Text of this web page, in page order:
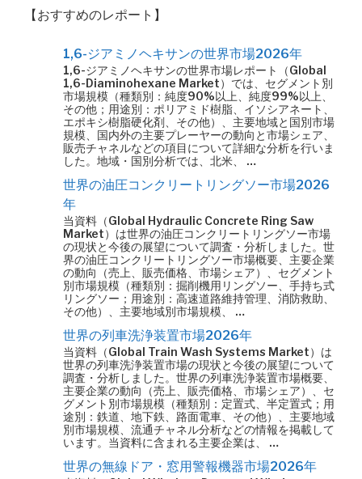
【おすすめのレポート】
1,6-ジアミノヘキサンの世界市場2026年
1,6-ジアミノヘキサンの世界市場レポート（Global
1,6-Diaminohexane Market）では、セグメント別
市場規模（種類別：純度90%以上、純度99%以上、
その他；用途別：ポリアミド樹脂、イソシアネート、
エポキシ樹脂硬化剤、その他）、主要地域と国別市場
規模、国内外の主要プレーヤーの動向と市場シェア、
販売チャネルなどの項目について詳細な分析を行いま
した。地域・国別分析では、北米、 …
世界の油圧コンクリートリングソー市場2026
年
当資料（Global Hydraulic Concrete Ring Saw
Market）は世界の油圧コンクリートリングソー市場
の現状と今後の展望について調査・分析しました。世
界の油圧コンクリートリングソー市場概要、主要企業
の動向（売上、販売価格、市場シェア）、セグメント
別市場規模（種類別：掘削機用リングソー、手持ち式
リングソー；用途別：高速道路維持管理、消防救助、
その他）、主要地域別市場規模、 …
世界の列車洗浄装置市場2026年
当資料（Global Train Wash Systems Market）は
世界の列車洗浄装置市場の現状と今後の展望について
調査・分析しました。世界の列車洗浄装置市場概要、
主要企業の動向（売上、販売価格、市場シェア）、セ
グメント別市場規模（種類別：定置式、半定置式；用
途別：鉄道、地下鉄、路面電車、その他）、主要地域
別市場規模、流通チャネル分析などの情報を掲載して
います。当資料に含まれる主要企業は、 …
世界の無線ドア・窓用警報機器市場2026年